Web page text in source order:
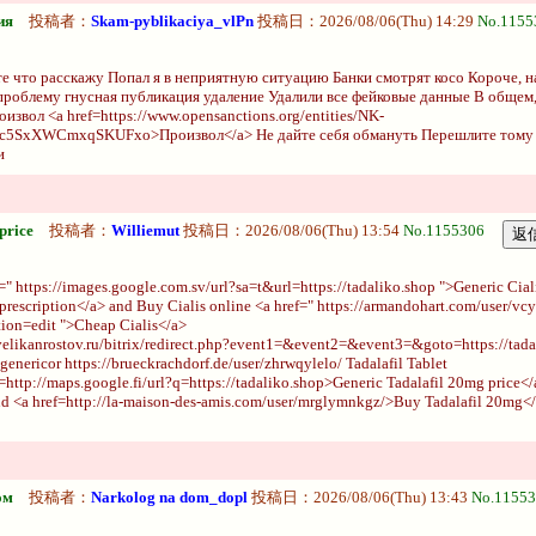
投稿者： Skam-pyblikaciya_vlPn投稿日：2026/08/06(Thu) 14:29
что расскажу Попал я в неприятную ситуацию Банки смотрят косо Короче,
гнусная публикация удаление Удалили все фейковые данные В
<a href=https://www.opensanctions.org/entities/NK-
a> Не дайте себя обмануть Перешлите тому
投稿者： Williemut 投稿日：2026/08/06(Thu) 13:54 No.1155306
https://images.google.com.sv/url?sa=t&url=https://tadaliko.shop ">Generic
a> and Buy Cialis online <a href=" https://armandohart.com/user/
">Cheap Cialis</a>
bitrix/redirect.php?event1=&event2=&event3=&goto=https://
https://brueckrachdorf.de/user/zhrwqylelo/ Tadalafil Tablet
maps.google.fi/url?q=https://tadaliko.shop>Generic Tadalafil 20mg
<a href=http://la-maison-des-amis.com/user/mrglymnkgz/>Buy Tadalafil
投稿者： Narkolog na dom_dopl 投稿日：2026/08/06(Thu) 13:43